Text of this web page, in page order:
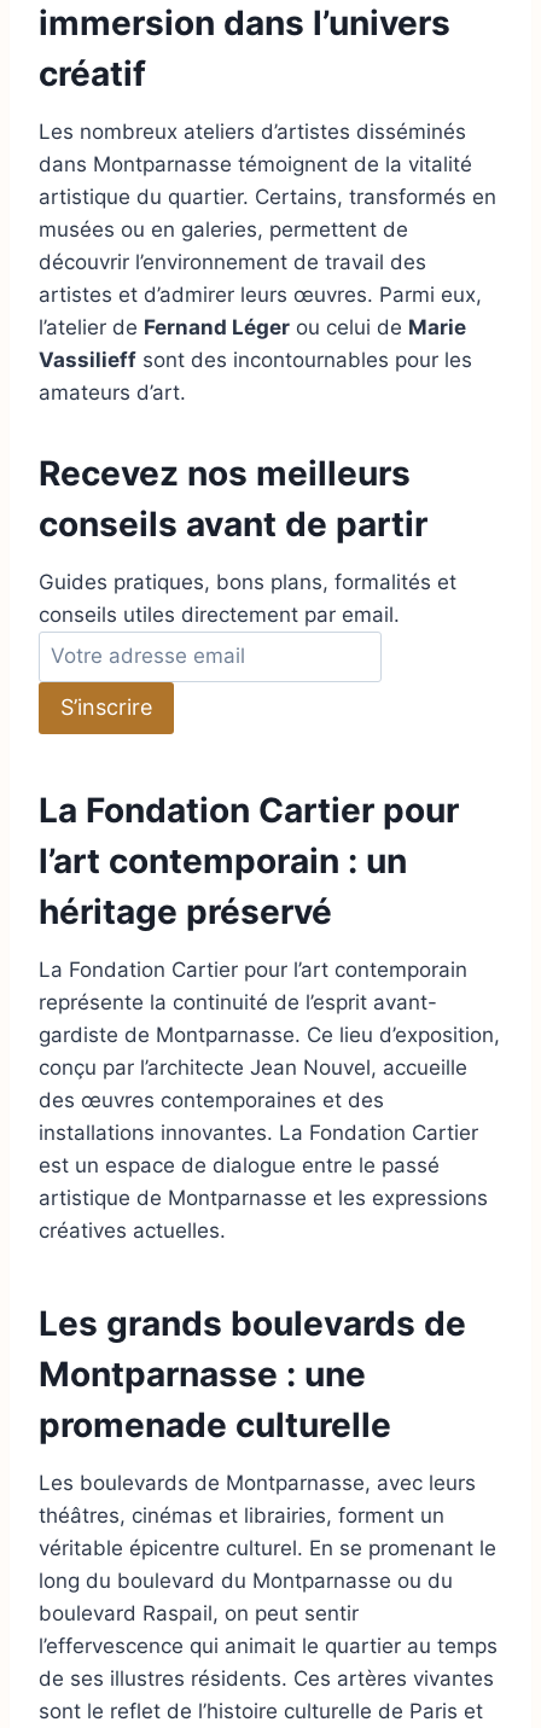
immersion dans l’univers
créatif
Les nombreux ateliers d’artistes disséminés
dans Montparnasse témoignent de la vitalité
artistique du quartier. Certains, transformés en
musées ou en galeries, permettent de
découvrir l’environnement de travail des
artistes et d’admirer leurs œuvres. Parmi eux,
l’atelier de Fernand Léger ou celui de Marie
Vassilieff sont des incontournables pour les
amateurs d’art.
Recevez nos meilleurs
conseils avant de partir
Guides pratiques, bons plans, formalités et
conseils utiles directement par email.
A
d
e
m
i
l
S’inscrire
La Fondation Cartier pour
l’art contemporain : un
héritage préservé
La Fondation Cartier pour l’art contemporain
représente la continuité de l’esprit avant-
gardiste de Montparnasse. Ce lieu d’exposition,
conçu par l’architecte Jean Nouvel, accueille
des œuvres contemporaines et des
installations innovantes. La Fondation Cartier
est un espace de dialogue entre le passé
artistique de Montparnasse et les expressions
créatives actuelles.
Les grands boulevards de
Montparnasse : une
promenade culturelle
Les boulevards de Montparnasse, avec leurs
théâtres, cinémas et librairies, forment un
véritable épicentre culturel. En se promenant le
long du boulevard du Montparnasse ou du
boulevard Raspail, on peut sentir
l’effervescence qui animait le quartier au temps
de ses illustres résidents. Ces artères vivantes
sont le reflet de l’histoire culturelle de Paris et